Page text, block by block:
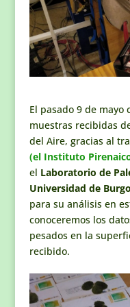
El pasado 9 de
muestras recibidas
del Aire, gracias al
(el Instituto
el Laboratorio de
Universidad de
para su análisis en
conoceremos los
pesados en la
recibido.